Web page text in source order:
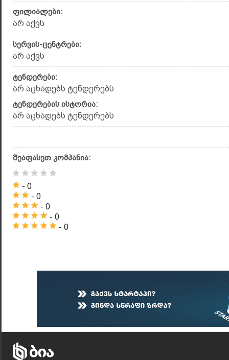
ფილიალები:
არ აქვს
სერვის-ცენტრები:
არ აქვს
ტენდერები:
არ აცხადებს ტენდერებს
ტენდერების ისტორია:
არ აცხადებს ტენდერებს
შეაფასეთ კომპანია:
- 0
- 0
- 0
- 0
- 0